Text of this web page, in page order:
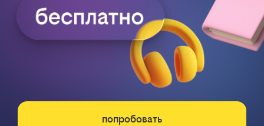
попробовать